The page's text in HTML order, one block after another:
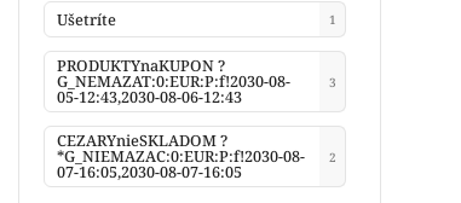
Ušetríte 1
PRODUKTYnaKUPON ?
G_NEMAZAT:0:EUR:P:f!2030-08-
05-12:43,2030-08-06-12:43
3
CEZARYnieSKLADOM ?
*G_NIEMAZAC:0:EUR:P:f!2030-08-
07-16:05,2030-08-07-16:05
2